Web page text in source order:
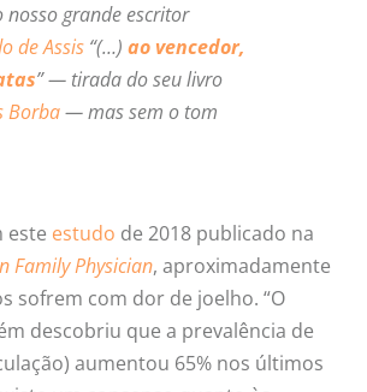
nosso grande escritor
de Assis “(…) ao vencedor,
” — tirada do seu livro
Borba— mas sem o tom
este estudo de 2018 publicado na
Family Physician, aproximadamente
sofrem com dor de joelho. “O
descobriu que a prevalência de
aumentou 65% nos últimos